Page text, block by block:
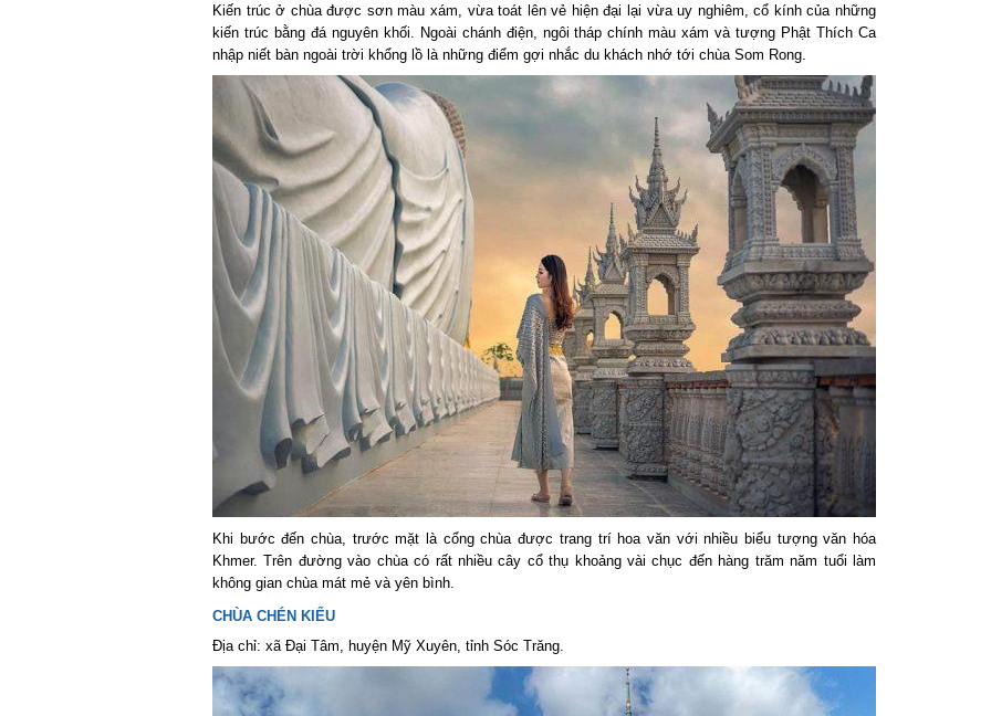
Kiến trúc ở chùa được sơn màu xám, vừa toát lên vẻ hiện đại lại vừa uy nghiêm, cổ kính của những
kiến trúc bằng đá nguyên khối. Ngoài chánh điện, ngôi tháp chính màu xám và tượng Phật Thích Ca
nhập niết bàn ngoài trời khổng lồ là những điểm gợi nhắc du khách nhớ tới chùa Som Rong.
Khi bước đến chùa, trước mặt là cổng chùa được trang trí hoa văn với nhiều biểu tượng văn hóa
Khmer. Trên đường vào chùa có rất nhiều cây cổ thụ khoảng vài chục đến hàng trăm năm tuổi làm
không gian chùa mát mẻ và yên bình.
CHÙA CHÉN KIỂU
Địa chỉ: xã Đại Tâm, huyện Mỹ Xuyên, tỉnh Sóc Trăng.